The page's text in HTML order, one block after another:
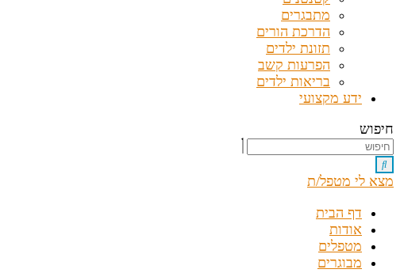
מתבגרים
הדרכת הורים
תזונת ילדים
הפרעות קשב
בריאות ילדים
ידע מקצועי
חיפוש
מצא לי מטפל/ת
דף הבית
אודות
מטפלים
מבוגרים